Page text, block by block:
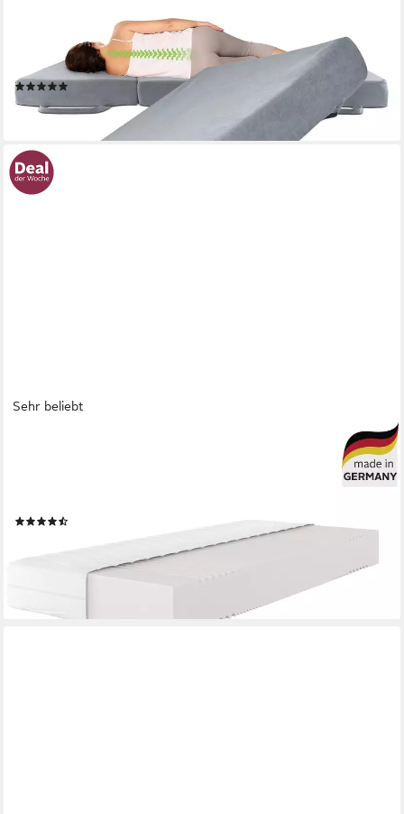
Klappmatratze Gästebett Visco, 14 cm hoch, (verschiedene
Größen), Memory Foam
139,90 €
lieferbar - in 3-4 Werktagen bei dir
Sehr beliebt
Komfortschaummatratze Lasse, Matratze 90x200 cm, 140x200
cm & weitere Größen, in H2-H4, 22 cm hoch, Stiftung Warentest
nur bis Dienstag